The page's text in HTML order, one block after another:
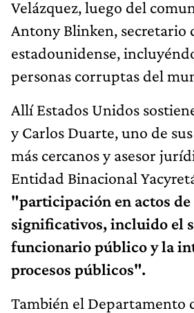
Velázquez, luego del
Antony Blinken, secretario
estadounidense,
personas corruptas del
Allí Estados Unidos
y Carlos Duarte, uno de
más cercanos y asesor
Entidad Binacional
"participación en actos
significativos, incluido el
funcionario público y la
procesos públicos".
También el Departamento